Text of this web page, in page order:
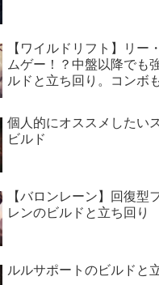
【ワイルドリフト】リー
ムゲー！？中盤以降でも
ルドと立ち回り。コンボ
個人的にオススメしたい
ビルド
【バロンレーン】回復型
レンのビルドと立ち回り
ルルサポートのビルドと